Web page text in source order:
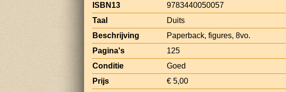
ISBN13
9783440050057
Taal
Duits
Beschrijving
Paperback, figures, 8vo.
Pagina's
125
Conditie
Goed
Prijs
€ 5,00